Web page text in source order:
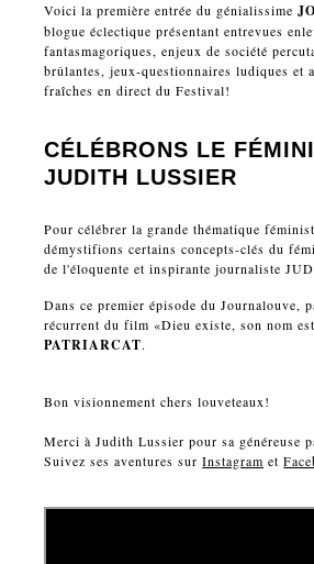
Voici la première entrée du génialissime
blogue éclectique présentant entrevues
fantasmagoriques, enjeux de société
brûlantes, jeux-questionnaires ludiques et
fraîches en direct du Festival!
CÉLÉBRONS LE
JUDITH LUSSIER
Pour célébrer la grande thématique
démystifions certains concepts-clés du
de l'éloquente et inspirante journaliste
Dans ce premier épisode du Journalouve,
récurrent du film «Dieu existe, son nom
PATRIARCAT.
Bon visionnement chers louveteaux!
Merci à Judith Lussier pour sa généreuse
Suivez ses aventures surInstagram et